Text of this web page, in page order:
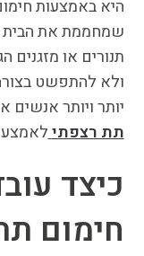
היא באמצעות
שמחממת את הבית
תנורים או
ולא להתפשט
יותר ויותר
תת רצפתי
כיצד
חימום